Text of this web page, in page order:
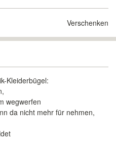
Verschenken
Kleiderbügel:
wegwerfen
da nicht mehr für nehmen,